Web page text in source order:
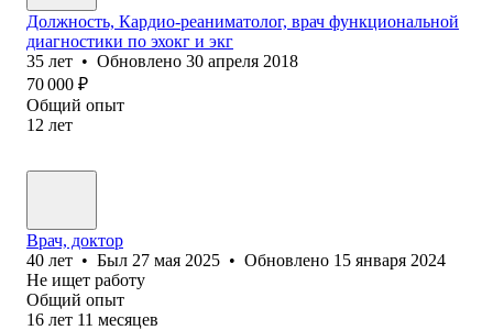
Должность, Кардио-реаниматолог, врач функциональной
диагностики по эхокг и экг
35 лет • Обновлено 30 апреля 2018
70 000 ₽
Общий опыт
12 лет
Врач, доктор
40 лет • Был 27 мая 2025 • Обновлено 15 января 2024
Не ищет работу
Общий опыт
16 лет 11 месяцев